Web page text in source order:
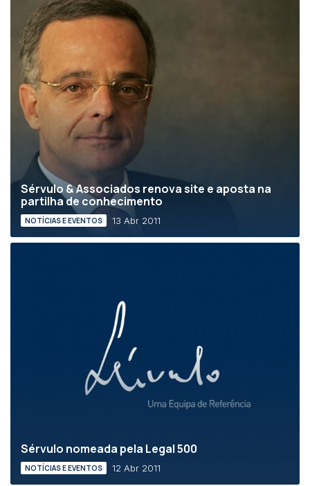
Sérvulo & Associados renova site e aposta na
partilha de conhecimento
NOTÍCIAS E EVENTOS 13 Abr 2011
Sérvulo nomeada pela Legal 500
NOTÍCIAS E EVENTOS 12 Abr 2011